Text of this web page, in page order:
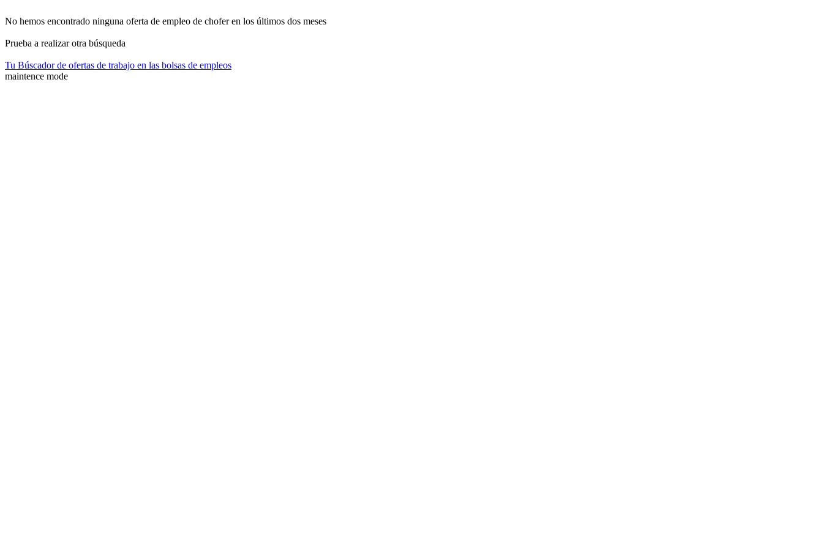
No hemos encontrado ninguna oferta de empleo de chofer en los últimos dos meses
Prueba a realizar otra búsqueda
Tu Búscador de ofertas de trabajo en las bolsas de empleos
maintence mode